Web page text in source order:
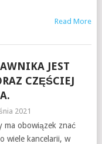
Read More
JEST
CZĘŚCIEJ
2021
ma obowiązek znać
wiele kancelarii, w